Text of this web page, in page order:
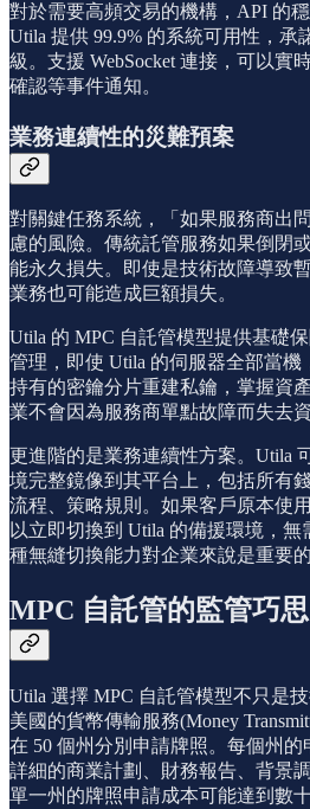
對於需要高頻交易的機構，API 的
Utila 提供 99.9% 的系統可用性，承
級。支援 WebSocket 連接，可以實
確認等事件通知。
業務連續性的災難預案
對關鍵任務系統，「如果服務商出
慮的風險。傳統託管服務如果倒閉
能永久損失。即使是技術故障導致
業務也可能造成巨額損失。
Utila 的 MPC 自託管模型提供基礎
管理，即使 Utila 的伺服器全部當機
持有的密鑰分片重建私鑰，掌握資
業不會因為服務商單點故障而失去
更進階的是業務連續性方案。Utila
境完整鏡像到其平台上，包括所有
流程、策略規則。如果客戶原本使
以立即切換到 Utila 的備援環境，
種無縫切換能力對企業來說是重要的
MPC 自託管的監管巧思
Utila 選擇 MPC 自託管模型不只是
美國的貨幣傳輸服務(Money
在 50 個州分別申請牌照。每個州
詳細的商業計劃、財務報告、背景
單一州的牌照申請成本可能達到數